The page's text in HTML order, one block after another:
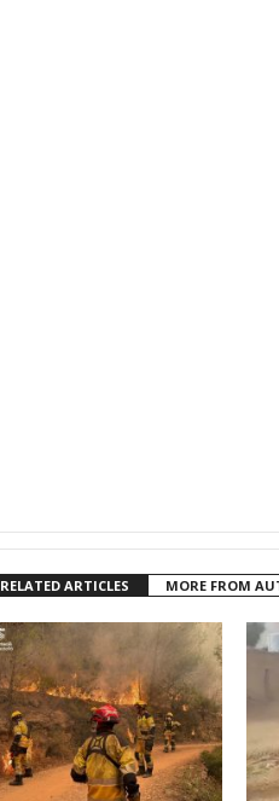
RELATED ARTICLES MORE FROM